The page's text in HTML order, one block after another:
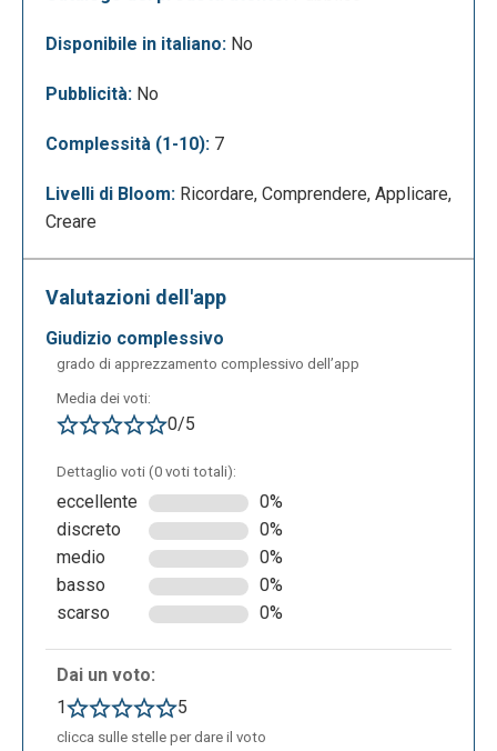
TTSReader (Soundcite):
Mappe narrative (StoryMap):
Creare linee del tempo (Timeline):
Disponibile in italiano: No
Pubblicità: No
Complessità (1-10): 7
Livelli di Bloom: Ricordare, Comprendere, Applicare,
Creare
Valutazioni dell'app
giudizio complessivo
grado di apprezzamento complessivo dell’app
Media dei voti:
0/5
Dettaglio voti (0 voti totali):
eccellente
0%
discreto
0%
medio
0%
basso
0%
scarso
0%
Dai un voto:
1
5
clicca sulle stelle per dare il voto